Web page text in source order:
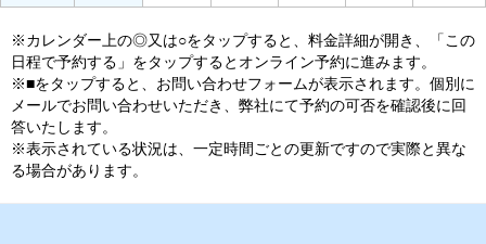
※カレンダー上の◎又は○をタップすると、料金詳細が開き、「この
日程で予約する」をタップするとオンライン予約に進みます。
※■をタップすると、お問い合わせフォームが表示されます。個別に
メールでお問い合わせいただき、弊社にて予約の可否を確認後に回
答いたします。
※表示されている状況は、一定時間ごとの更新ですので実際と異な
る場合があります。